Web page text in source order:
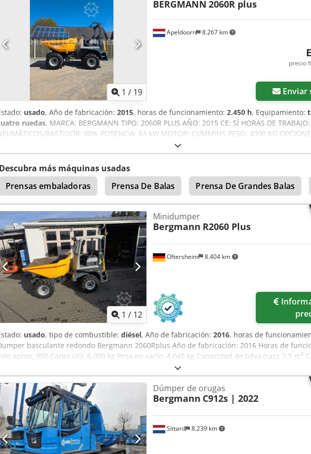
parte de todos los usuarios. El conducto de alimentación puede permanecer abierto
de trabajo, facilitando y acelerando la compactación de residuos.
1 / 19
Apeldoorn 8.267 km
BERGMANN 2060R plus
precio
Enviar
usado, Año de fabricación: 2015, horas de funcionamiento: 2.450 h, Equipamiento:
ruedas, MARCA: BERGMANN TIPO: 2060R PLUS AÑO: 2015 CE: SÍ HORAS DE
BASTIDOR: 80% POTENCIA: 63 kW MOTOR: CUMMINS PESO: 4300 KG
DE CARGA ÚTIL NEUMÁTICOS 80% Cedpfoy Hfd Isx Ai Tjrf GIRATORIO LISTO PARA TRABAJAR
Descubra más máquinas usadas
Prensas embaladoras
Prensa De Balas Prensa De Grandes Balas
1 / 12
Oftersheim 8.404 km
Minidumper
Bergmann R2060 Plus
usado, tipo de combustible: diésel, Año de fabricación: 2016, horas de
basculante redondo Bergmann 2060Rplus Año de fabricación: 2016 Horas de
aprox. 950 Carga útil: 6.000 kg Peso en vacío: 4.045 kg Capacidad de tolva (ras): 2,5 m³
tolva (colmada): 3,6 m³ Sistema de tolva: tolva basculante e hidráulica, giratoria 180° Altura:
2.018 mm Longitud: 4.489 mm Altura libre al suelo: 2.373 mm Velocidad: 0-28 km/h
Es Terf Peso total por carretera: 7.490 kg, Carga útil por carretera: 3.190 kg La oferta está
a comerciantes en el sentido del §14 BGB.
Sittard 8.239 km
Dúmper de orugas
Bergmann C912s | 2022